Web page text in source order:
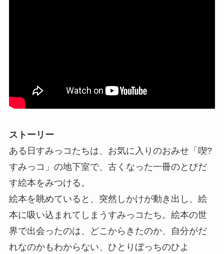
ストーリー
ある日すみっコたちは、お気に入りのおみせ「喫?
すみっコ」の地下室で、古くなった一冊のとびだ
す絵本をみつける。
絵本を眺めていると、突然しかけが動き出し、絵
本に吸い込まれてしまうすみっコたち。絵本の世
界で出会ったのは、どこからきたのか、自分がだ
れなのかもわからない、ひとりぼっちのひよ